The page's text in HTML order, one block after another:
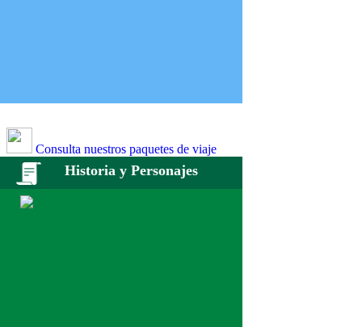
Consulta nuestros paquetes de viaje
Historia y Personajes